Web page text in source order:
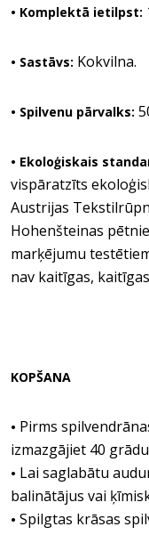
• Komplektā ietilpst:
• Sastāvs: Kokvilna.
• Spilvenu pārvalks:
• Ekoloģiskais
vispāratzīts
Austrijas
Hohenšteinas
marķējumu
nav kaitīgas,
KOPŠANA
• Pirms
izmazgājiet 40
• Lai saglabātu
balinātājus vai
• Spilgtas krāsas